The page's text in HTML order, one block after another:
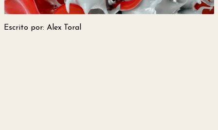
y
Belleza
Escrito por: Alex Toral